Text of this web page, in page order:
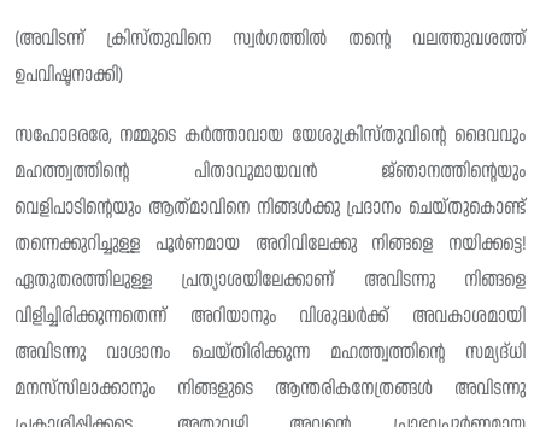
(അവിടന്ന് ക്രിസ്തുവിനെ സ്വർഗത്തിൽ തൻ്റെ വലത്തുവശത്ത്
ഉപവിഷ്ടനാക്കി)
സഹോദരരേ, നമ്മുടെ കർത്താവായ യേശുക്രിസ്‌തുവിന്റെ ദൈവവും
മഹത്ത്വത്തിന്റെ പിതാവുമായവൻ ജ്‌ഞാനത്തിന്റെയും
വെളിപാടിന്റെയും ആത്‌മാവിനെ നിങ്ങൾക്കു പ്രദാനം ചെയ്തുകൊണ്ട്
തന്നെക്കുറിച്ചുള്ള പൂർണമായ അറിവിലേക്കു നിങ്ങളെ നയിക്കട്ടെ!
ഏതുതരത്തിലുള്ള പ്രത്യാശയിലേക്കാണ് അവിടന്നു നിങ്ങളെ
വിളിച്ചിരിക്കുന്നതെന്ന് അറിയാനും വിശുദ്ധർക്ക് അവകാശമായി
അവിടന്നു വാഗ്ദാനം ചെയ്തിരിക്കുന്ന മഹത്ത്വത്തിന്റെ സമ്യദ്‌ധി
മനസ്‌സിലാക്കാനും നിങ്ങളുടെ ആന്തരികനേത്രങ്ങൾ അവിടന്നു